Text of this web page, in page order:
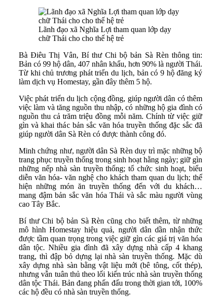
Lãnh đạo xã Nghĩa Lợi tham quan lớp dạy
chữ Thái cho cho thế hệ trẻ
Bà Điêu Thị Vân, Bí thư Chi bộ bản Sà Rèn thông tin:
Bản có 99 hộ dân, 407 nhân khẩu, hơn 90% là người Thái.
Từ khi chủ trương phát triển du lịch, bản có 9 hộ đăng ký
làm dịch vụ Homestay, gần đây thêm 5 hộ.
Việc phát triển du lịch cộng đồng, giúp người dân có thêm
việc làm và tăng nguồn thu nhập, có những hộ gia đình có
nguồn thu cả trăm triệu đồng mỗi năm. Chính từ việc giữ
gìn và khai thác bản sắc văn hóa truyền thống đặc sắc đã
giúp người dân Sà Rèn có được thành công đó.
Minh chứng như, người dân Sà Rèn duy trì mặc những bộ
trang phục truyền thống trong sinh hoạt hằng ngày; giữ gìn
những nếp nhà sàn truyền thống; tổ chức sinh hoạt, biểu
diễn văn hóa- văn nghệ cho khách tham quan du lịch; thể
hiện những món ăn truyền thống đến với du khách…
mang đậm bản sắc văn hóa Thái và sắc màu người vùng
cao Tây Bắc.
Bí thư Chi bộ bản Sà Rèn cũng cho biết thêm, từ những
mô hình Homestay hiệu quả, người dân dần nhận thức
được tầm quan trọng trong việc giữ gìn các giá trị văn hóa
dân tộc. Nhiều gia đình đã xây dựng nhà cấp 4 khang
trang, thì đập bỏ dựng lại nhà sàn truyền thống. Mặc dù
xây dựng nhà sàn bằng vật liệu mới (bê tông, cốt thép),
nhưng vẫn tuân thủ theo lối kiến trúc nhà sàn truyền thống
dân tộc Thái. Bản đang phấn đấu trong thời gian tới, 100%
các hộ đều có nhà sàn truyền thống.